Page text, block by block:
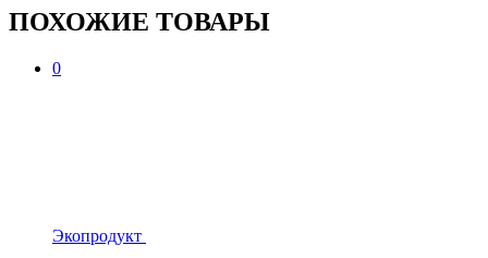
ПОХОЖИЕ ТОВАРЫ
0
Экопродукт